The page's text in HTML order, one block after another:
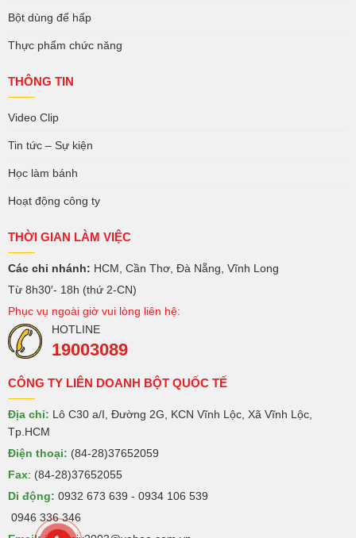
Bột dùng để hấp
Thực phẩm chức năng
THÔNG TIN
Video Clip
Tin tức – Sự kiện
Học làm bánh
Hoạt động công ty
THỜI GIAN LÀM VIỆC
Các chi nhánh: HCM, Cần Thơ, Đà Nẵng, Vĩnh Long
Từ 8h30′- 18h (thứ 2-CN)
Phục vụ ngoài giờ vui lòng liên hệ:
HOTLINE
19003089
CÔNG TY LIÊN DOANH BỘT QUỐC TẾ
Địa chỉ: Lô C30 a/I, Đường 2G, KCN Vĩnh Lộc, Xã Vĩnh Lộc,
Tp.HCM
Điện thoại: (84-28)37652059
Fax: (84-28)37652055
Di động: 0932 673 639 - 0934 106 539
0946 336 346